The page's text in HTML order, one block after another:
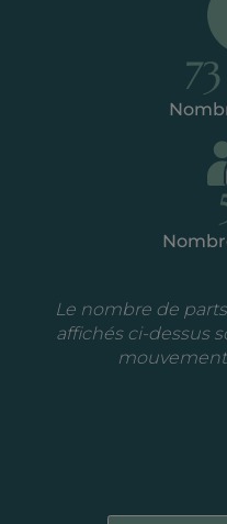
Le nombre de
affichés ci-dessus